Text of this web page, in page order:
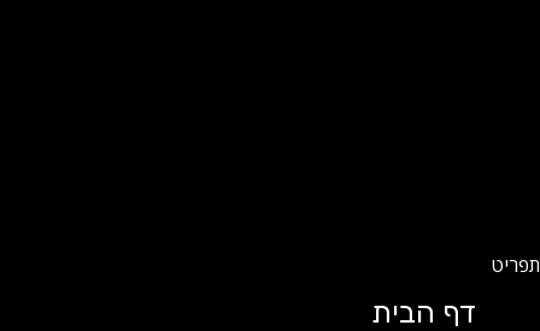
דף הבית